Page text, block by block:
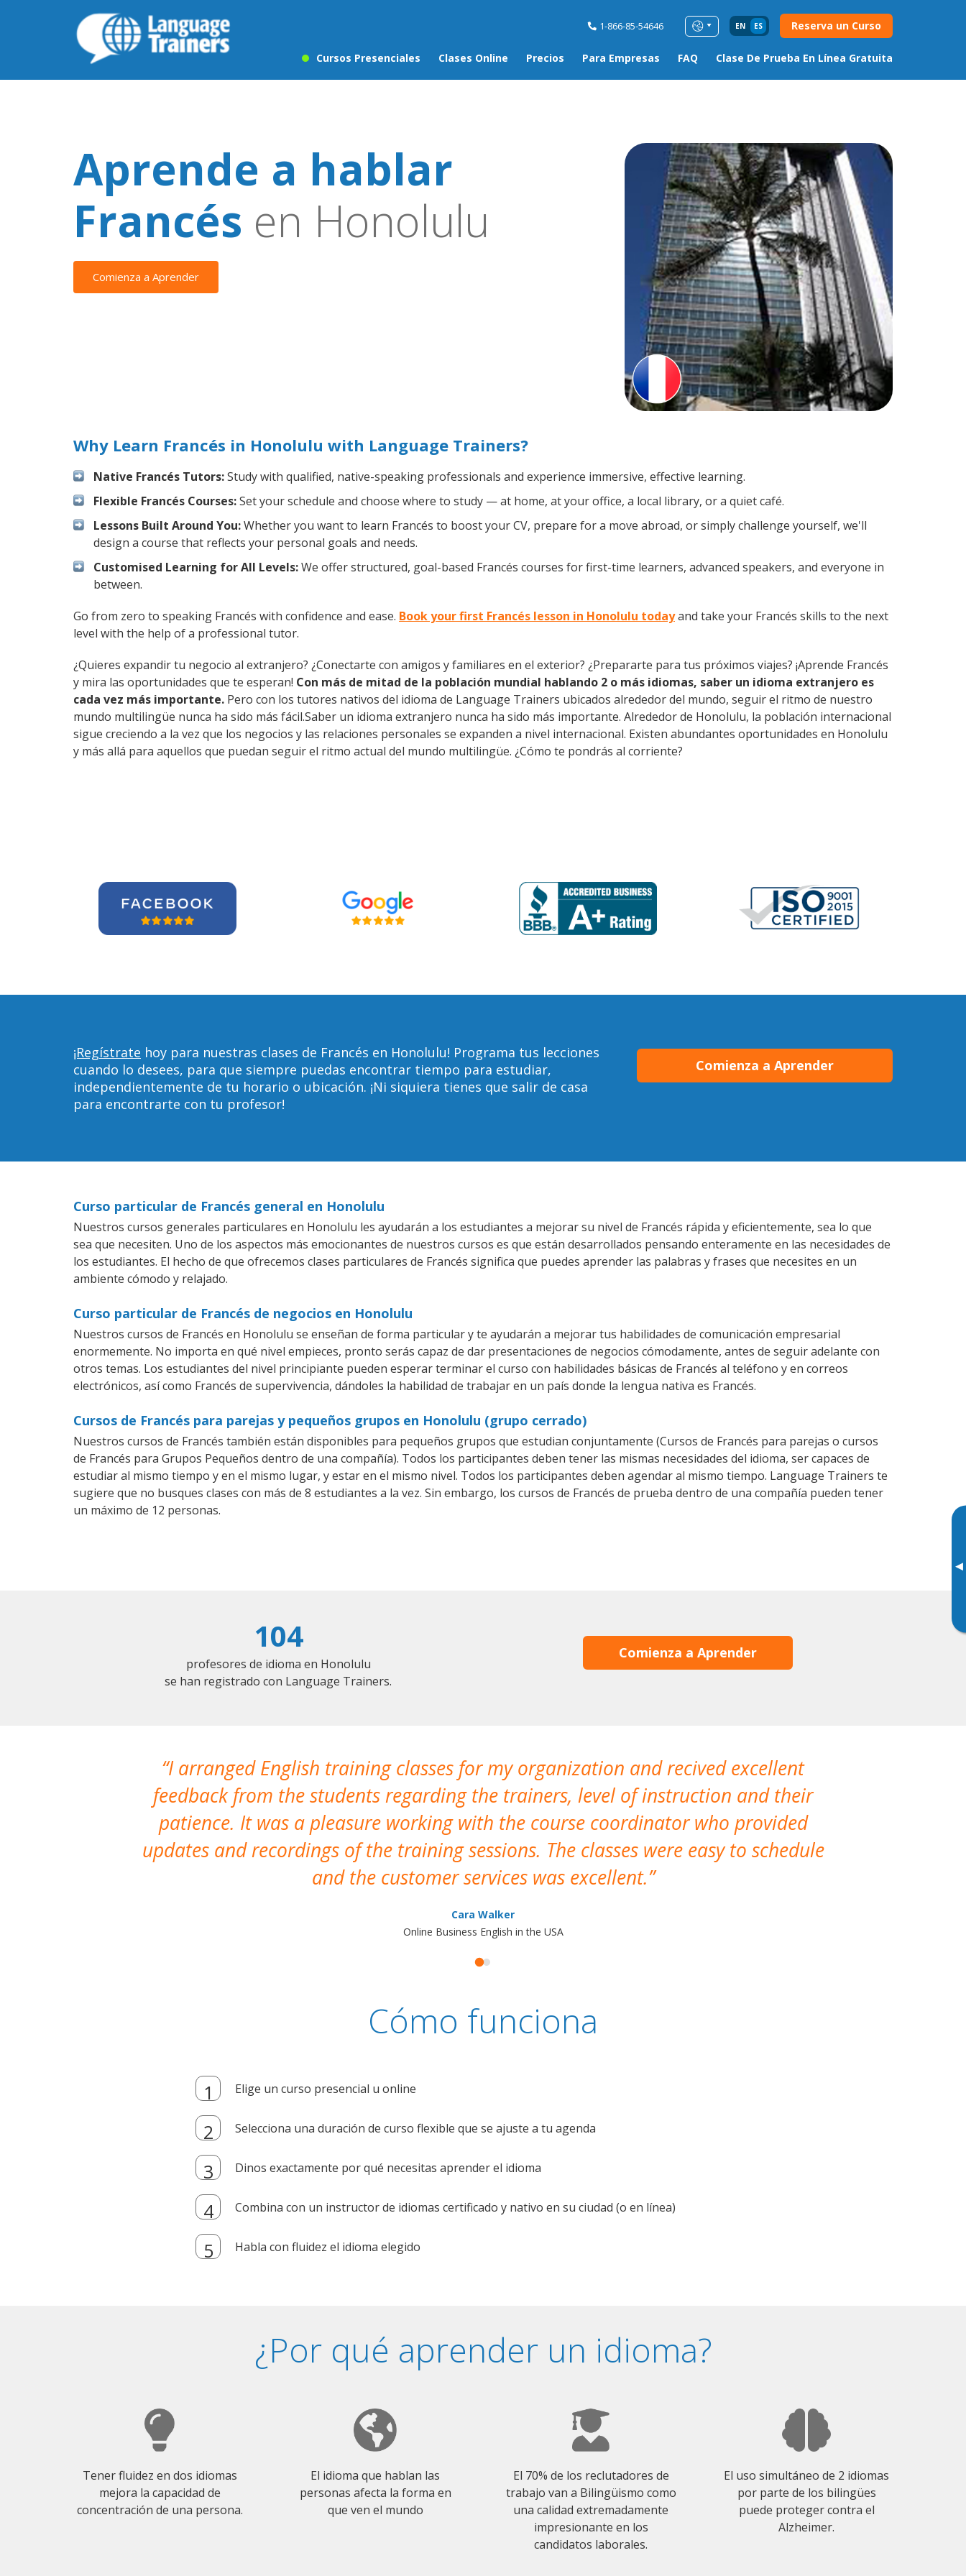
1-866-85-54646 EN ES Reserva un Curso
Cursos Presenciales Clases Online Precios Para Empresas FAQ Clase De Prueba En Línea Gratuita
▸
Aprende a hablar
Francés en Honolulu
Comienza a Aprender
Why Learn Francés in Honolulu with Language Trainers?
Native Francés Tutors:Study with qualified, native-speaking professionals and experience immersive, effective learning.
Flexible Francés Courses:Set your schedule and choose where to study — at home, at your office, a local library, or a quiet café.
Lessons Built Around You:Whether you want to learn Francés to boost your CV, prepare for a move abroad, or simply challenge yourself, we'll
design a course that reflects your personal goals and needs.
Customised Learning for All Levels:We offer structured, goal-based Francés courses for first-time learners, advanced speakers, and everyone in
between.
Go from zero to speaking Francés with confidence and ease. Book your first Francés lesson in Honolulu todayand take your Francés skills to the next
level with the help of a professional tutor.
¿Quieres expandir tu negocio al extranjero? ¿Conectarte con amigos y familiares en el exterior? ¿Prepararte para tus próximos viajes? ¡Aprende Francés
y mira las oportunidades que te esperan! Con más de mitad de la población mundial hablando 2 o más idiomas, saber un idioma extranjero es
cada vez más importante. Pero con los tutores nativos del idioma de Language Trainers ubicados alrededor del mundo, seguir el ritmo de nuestro
mundo multilingüe nunca ha sido más fácil.Saber un idioma extranjero nunca ha sido más importante. Alrededor de Honolulu, la población internacional
sigue creciendo a la vez que los negocios y las relaciones personales se expanden a nivel internacional. Existen abundantes oportunidades en Honolulu
y más allá para aquellos que puedan seguir el ritmo actual del mundo multilingüe. ¿Cómo te pondrás al corriente?
¡Regístrate hoy para nuestras clases de Francés en Honolulu! Programa tus lecciones
cuando lo desees, para que siempre puedas encontrar tiempo para estudiar,
independientemente de tu horario o ubicación. ¡Ni siquiera tienes que salir de casa
para encontrarte con tu profesor!
Comienza a Aprender
Curso particular de Francés general en Honolulu
Nuestros cursos generales particulares en Honolulu les ayudarán a los estudiantes a mejorar su nivel de Francés rápida y eficientemente, sea lo que
sea que necesiten. Uno de los aspectos más emocionantes de nuestros cursos es que están desarrollados pensando enteramente en las necesidades de
los estudiantes. El hecho de que ofrecemos clases particulares de Francés significa que puedes aprender las palabras y frases que necesites en un
ambiente cómodo y relajado.
Curso particular de Francés de negocios en Honolulu
Nuestros cursos de Francés en Honolulu se enseñan de forma particular y te ayudarán a mejorar tus habilidades de comunicación empresarial
enormemente. No importa en qué nivel empieces, pronto serás capaz de dar presentaciones de negocios cómodamente, antes de seguir adelante con
otros temas. Los estudiantes del nivel principiante pueden esperar terminar el curso con habilidades básicas de Francés al teléfono y en correos
electrónicos, así como Francés de supervivencia, dándoles la habilidad de trabajar en un país donde la lengua nativa es Francés.
Cursos de Francés para parejas y pequeños grupos en Honolulu (grupo cerrado)
Nuestros cursos de Francés también están disponibles para pequeños grupos que estudian conjuntamente (Cursos de Francés para parejas o cursos
de Francés para Grupos Pequeños dentro de una compañía). Todos los participantes deben tener las mismas necesidades del idioma, ser capaces de
estudiar al mismo tiempo y en el mismo lugar, y estar en el mismo nivel. Todos los participantes deben agendar al mismo tiempo. Language Trainers te
sugiere que no busques clases con más de 8 estudiantes a la vez. Sin embargo, los cursos de Francés de prueba dentro de una compañía pueden tener
un máximo de 12 personas.
104
profesores de idioma en Honolulu
se han registrado con Language Trainers.
Comienza a Aprender
I arranged English training classes for my organization and recived excellent
feedback from the students regarding the trainers, level of instruction and their
patience. It was a pleasure working with the course coordinator who provided
updates and recordings of the training sessions. The classes were easy to schedule
and the customer services was excellent.
Cara Walker
Online Business English in the USA
Cómo funciona
Elige un curso presencial u online
Selecciona una duración de curso flexible que se ajuste a tu agenda
Dinos exactamente por qué necesitas aprender el idioma
Combina con un instructor de idiomas certificado y nativo en su ciudad (o en línea)
Habla con fluidez el idioma elegido
¿Por qué aprender un idioma?
Tener fluidez en dos idiomas
mejora la capacidad de
concentración de una persona.
El idioma que hablan las
personas afecta la forma en
que ven el mundo
El 70% de los reclutadores de
trabajo van a Bilingüismo como
una calidad extremadamente
impresionante en los
candidatos laborales.
El uso simultáneo de 2 idiomas
por parte de los bilingües
puede proteger contra el
Alzheimer.